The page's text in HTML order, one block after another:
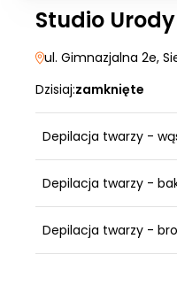
Studio
ul. Gimnazjalna 2e,
Dzisiaj:zamknięte
Depilacja twarzy -
Depilacja twarzy -
Depilacja twarzy -